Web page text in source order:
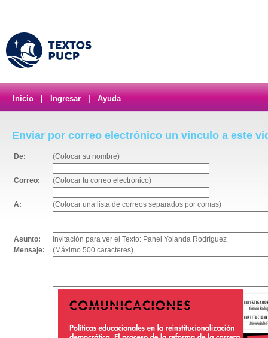
Inicio Ingresar Ayuda
Enviar por correo electrónico un vínculo a este
De: (Colocar su nombre)
Correo: (Colocar tu correo electrónico)
A: (Colocar una lista de correos separados por comas)
Asunto:
Invitación para ver el Texto: Panel Yolanda Rodríguez
Mensaje:
(Máximo 500 caracteres)